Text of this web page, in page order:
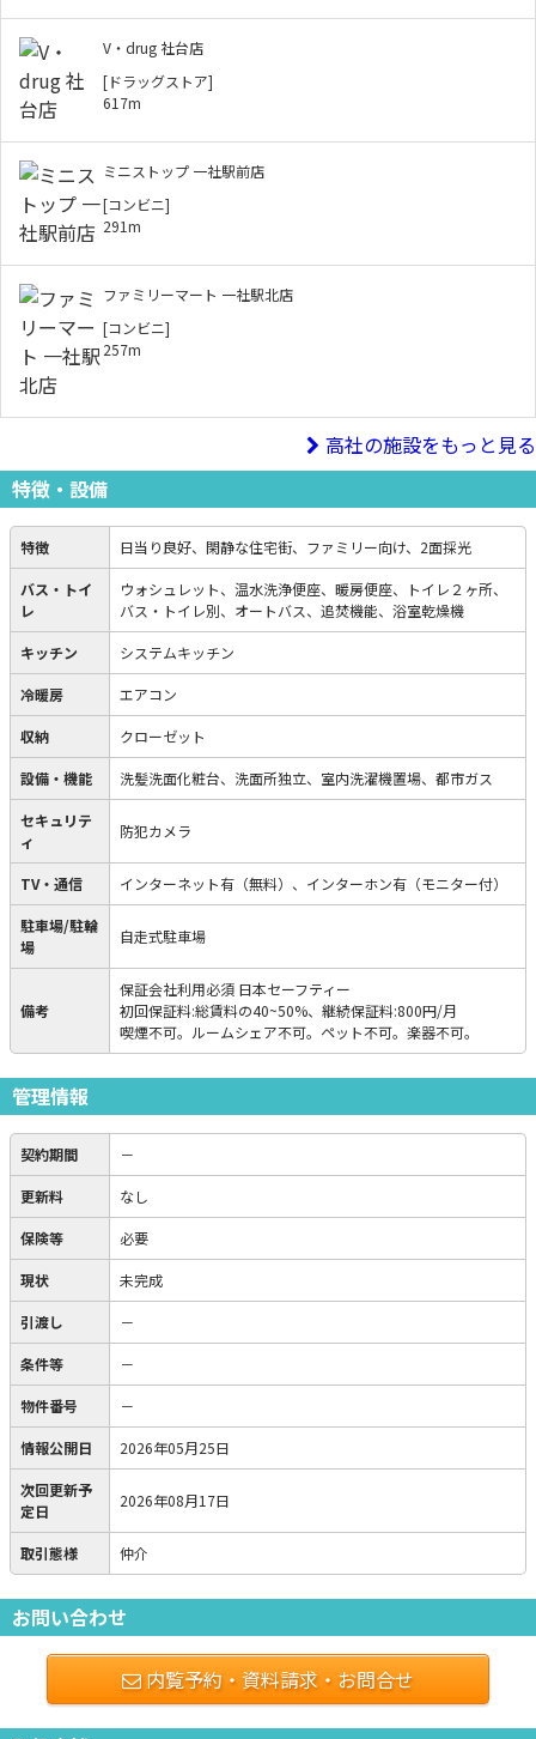
V・drug 社台店
[ドラッグストア]
617m
ミニストップ 一社駅前店
[コンビニ]
291m
ファミリーマート 一社駅北店
[コンビニ]
257m
高社の施設をもっと見る
特徴・設備
特徴 日当り良好、閑静な住宅街、ファミリー向け、2面採光
バス・トイ
レ
ウォシュレット、温水洗浄便座、暖房便座、トイレ２ヶ所、
バス・トイレ別、オートバス、追焚機能、浴室乾燥機
キッチン システムキッチン
冷暖房 エアコン
収納 クローゼット
設備・機能 洗髪洗面化粧台、洗面所独立、室内洗濯機置場、都市ガス
セキュリテ
ィ
防犯カメラ
TV・通信 インターネット有（無料）、インターホン有（モニター付）
駐車場/駐輪
場
自走式駐車場
備考
保証会社利用必須 日本セーフティー
初回保証料:総賃料の40~50%、継続保証料:800円/月
喫煙不可。ルームシェア不可。ペット不可。楽器不可。
管理情報
契約期間 －
更新料 なし
保険等 必要
現状 未完成
引渡し －
条件等 －
物件番号 －
情報公開日 2026年05月25日
次回更新予
定日
2026年08月17日
取引態様 仲介
お問い合わせ
内覧予約・資料請求・お問合せ